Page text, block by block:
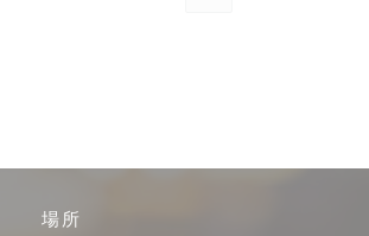
場所